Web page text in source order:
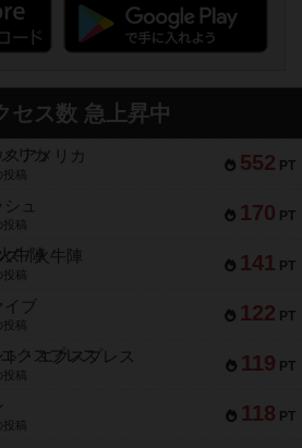
セス数 急上昇中
552 PT
アメリカ
稿
170 PT
ュ
稿
141 PT
/ 火牛陣
稿
122 PT
ブ
稿
119 PT
・エクスプレス
稿
118 PT
稿